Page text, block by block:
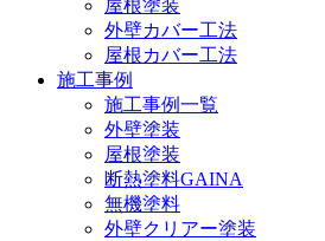
屋根塗装
外壁カバー工法
屋根カバー工法
施工事例
施工事例一覧
外壁塗装
屋根塗装
断熱塗料GAINA
無機塗料
外壁クリアー塗装